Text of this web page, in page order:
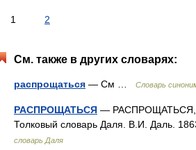
1 2
См. также в других словарях:
распрощаться — См … Словарь
РАСПРОЩАТЬСЯ — РАСПРОЩАТЬСЯ,
Толковый словарь Даля. В.И. Даль.
словарь Даля